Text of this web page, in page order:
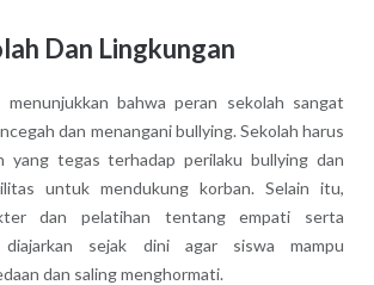
Dan Lingkungan
menunjukkan bahwa peran sekolah sangat
dan menangani bullying. Sekolah harus
yang tegas terhadap perilaku bullying dan
untuk mendukung korban. Selain itu,
dan pelatihan tentang empati serta
sejak dini agar siswa mampu
dan saling menghormati.